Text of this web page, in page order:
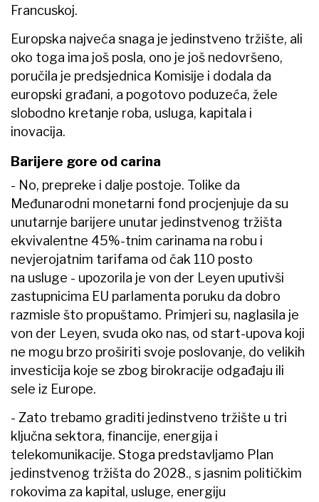
Francuskoj.
Europska najveća snaga je jedinstveno tržište, ali
oko toga ima još posla, ono je još nedovršeno,
poručila je predsjednica Komisije i dodala da
europski građani, a pogotovo poduzeća, žele
slobodno kretanje roba, usluga, kapitala i
inovacija.
Barijere gore od carina
- No, prepreke i dalje postoje. Tolike da
Međunarodni monetarni fond procjenjuje da su
unutarnje barijere unutar jedinstvenog tržišta
ekvivalentne 45%-tnim carinama na robu i
nevjerojatnim tarifama od čak 110 posto
na usluge - upozorila je von der Leyen uputivši
zastupnicima EU parlamenta poruku da dobro
razmisle što propuštamo. Primjeri su, naglasila je
von der Leyen, svuda oko nas, od start-upova koji
ne mogu brzo proširiti svoje poslovanje, do velikih
investicija koje se zbog birokracije odgađaju ili
sele iz Europe.
- Zato trebamo graditi jedinstveno tržište u tri
ključna sektora, financije, energija i
telekomunikacije. Stoga predstavljamo Plan
jedinstvenog tržišta do 2028., s jasnim političkim
rokovima za kapital, usluge, energiju